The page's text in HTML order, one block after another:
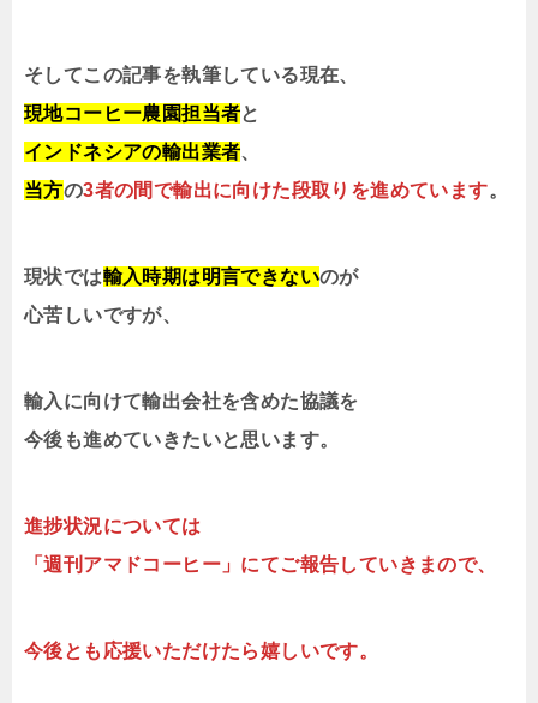
そしてこの記事を執筆している現在、
現地コーヒー農園担当者と
インドネシアの輸出業者、
当方の3者の間で輸出に向けた段取りを進めています。
現状では輸入時期は明言できないのが
心苦しいですが、
輸入に向けて輸出会社を含めた協議を
今後も進めていきたいと思います。
進捗状況については
「週刊アマドコーヒー」にてご報告していきまので、
今後とも応援いただけたら嬉しいです。